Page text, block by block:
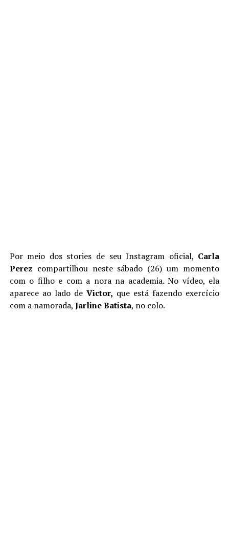
Por meio dos stories de seu Instagram oficial, Carla
Perez compartilhou neste sábado (26) um momento
com o filho e com a nora na academia. No vídeo, ela
aparece ao lado de Victor, que está fazendo exercício
com a namorada, Jarline Batista, no colo.